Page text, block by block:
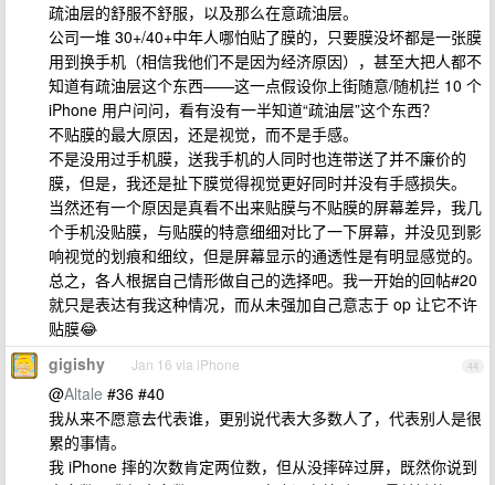
疏油层的舒服不舒服，以及那么在意疏油层。
公司一堆 30+/40+中年人哪怕贴了膜的，只要膜没坏都是一张膜
用到换手机（相信我他们不是因为经济原因），甚至大把人都不
知道有疏油层这个东西——这一点假设你上街随意/随机拦 10 个
iPhone 用户问问，看有没有一半知道“疏油层”这个东西？
不贴膜的最大原因，还是视觉，而不是手感。
不是没用过手机膜，送我手机的人同时也连带送了并不廉价的
膜，但是，我还是扯下膜觉得视觉更好同时并没有手感损失。
当然还有一个原因是真看不出来贴膜与不贴膜的屏幕差异，我几
个手机没贴膜，与贴膜的特意细细对比了一下屏幕，并没见到影
响视觉的划痕和细纹，但是屏幕显示的通透性是有明显感觉的。
总之，各人根据自己情形做自己的选择吧。我一开始的回帖#20
就只是表达有我这种情况，而从未强加自己意志于 op 让它不许
贴膜😂
44
gigishy Jan 16 via iPhone
@Altale #36 #40
我从来不愿意去代表谁，更别说代表大多数人了，代表别人是很
累的事情。
我 iPhone 摔的次数肯定两位数，但从没摔碎过屏，既然你说到